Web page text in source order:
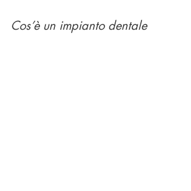
Cos’è un impianto dentale